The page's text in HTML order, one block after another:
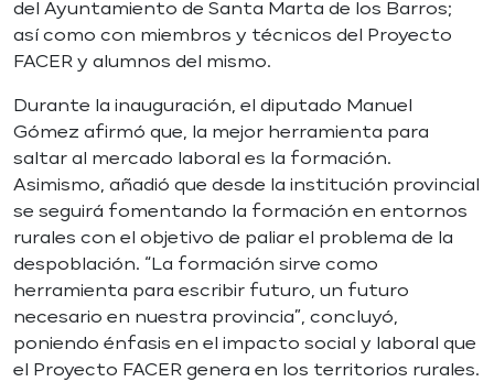
del Ayuntamiento de Santa Marta de los Barros;
así como con miembros y técnicos del Proyecto
FACER y alumnos del mismo.
Durante la inauguración, el diputado Manuel
Gómez afirmó que, la mejor herramienta para
saltar al mercado laboral es la formación.
Asimismo, añadió que desde la institución provincial
se seguirá fomentando la formación en entornos
rurales con el objetivo de paliar el problema de la
despoblación. “La formación sirve como
herramienta para escribir futuro, un futuro
necesario en nuestra provincia”, concluyó,
poniendo énfasis en el impacto social y laboral que
el Proyecto FACER genera en los territorios rurales.